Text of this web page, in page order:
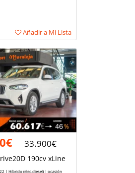
Añadir a Mi Lista
33.900€
190cv xLine
| Híbrido (elec.diesel) | ocasión